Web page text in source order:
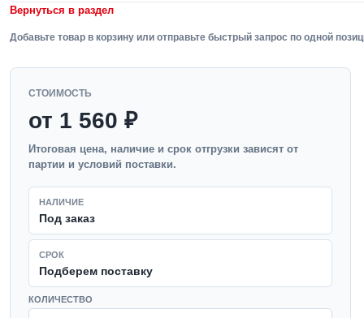
Вернуться в раздел
Добавьте товар в корзину или отправьте быстрый запрос по одной
СТОИМОСТЬ
от 1 560 ₽
Итоговая цена, наличие и срок отгрузки зависят от
партии и условий поставки.
НАЛИЧИЕ
Под заказ
СРОК
Подберем поставку
КОЛИЧЕСТВО